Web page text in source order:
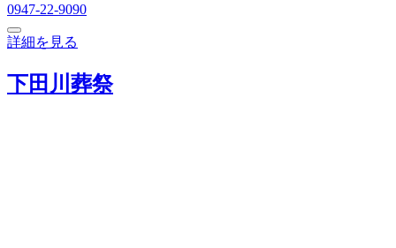
0947-22-9090
詳細を見る
下田川葬祭